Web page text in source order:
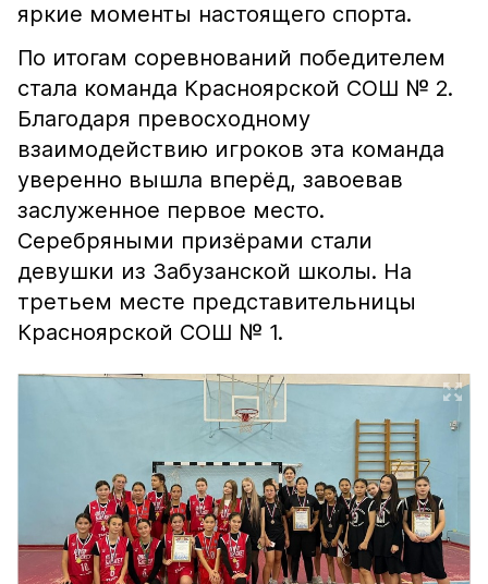
яркие моменты настоящего спорта.
По итогам соревнований победителем
стала команда Красноярской СОШ № 2.
Благодаря превосходному
взаимодействию игроков эта команда
уверенно вышла вперёд, завоевав
заслуженное первое место.
Серебряными призёрами стали
девушки из Забузанской школы. На
третьем месте представительницы
Красноярской СОШ № 1.